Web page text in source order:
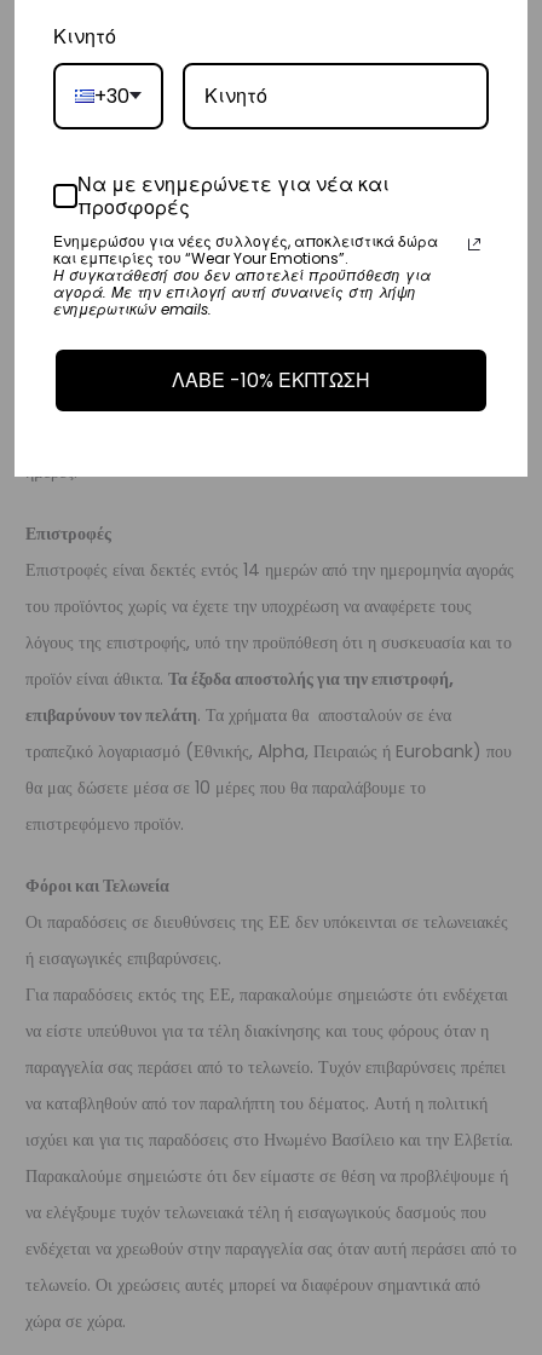
Ευρώπη
– Τα έξοδα αποστολής για όλο την Ευρώπη είναι στα
– Η συνεργαζόμενη εταιρεία ταχυμεταφορών,
, θα αναλάβει την
– Οι χρόνοι παράδοσης κυμαίνονται συνήθως από 3-8 εργάσιμες
Διεθνή
– Η συνεργαζόμενη εταιρεία ταχυμεταφορών,
, θα αναλάβει την
παράδοσή σας.
ημέρες.
Επιστροφές
Επιστροφές είναι δεκτές εντός 14 ημερών από την ημερομηνία αγοράς
του προϊόντος χωρίς να έχετε την υποχρέωση να αναφέρετε τους
λόγους της επιστροφής, υπό την προϋπόθεση ότι η συσκευασία και το
προϊόν είναι άθικτα. Τα έξοδα αποστολής για την επιστροφή,
επιβαρύνουν τον πελάτη. Τα χρήματα θα αποσταλούν σε ένα
τραπεζικό λογαριασμό (Εθνικής, Alpha, Πειραιώς ή Eurobank) που
θα μας δώσετε μέσα σε 10 μέρες που θα παραλάβουμε το
επιστρεφόμενο προϊόν.
Φόροι και Τελωνεία
Οι παραδόσεις σε διευθύνσεις της ΕΕ δεν υπόκεινται σε τελωνειακές
ή εισαγωγικές επιβαρύνσεις.
Για παραδόσεις εκτός της ΕΕ, παρακαλούμε σημειώστε ότι ενδέχεται
να είστε υπεύθυνοι για τα τέλη διακίνησης και τους φόρους όταν η
παραγγελία σας περάσει από το τελωνείο. Τυχόν επιβαρύνσεις πρέπει
να καταβληθούν από τον παραλήπτη του δέματος. Αυτή η πολιτική
ισχύει και για τις παραδόσεις στο Ηνωμένο Βασίλειο και την Ελβετία.
Παρακαλούμε σημειώστε ότι δεν είμαστε σε θέση να προβλέψουμε ή
να ελέγξουμε τυχόν τελωνειακά τέλη ή εισαγωγικούς δασμούς που
ενδέχεται να χρεωθούν στην παραγγελία σας όταν αυτή περάσει από το
τελωνείο. Οι χρεώσεις αυτές μπορεί να διαφέρουν σημαντικά από
χώρα σε χώρα.
Κινητό
+30
Να με ενημερώνετε για νέα και
προσφορές
Ενημερώσου για νέες συλλογές, αποκλειστικά δώρα
και εμπειρίες του “Wear Your Emotions”.
Η συγκατάθεσή σου δεν αποτελεί προϋπόθεση για
αγορά. Με την επιλογή αυτή συναινείς στη λήψη
ενημερωτικών emails.
ΛΑΒΕ -10% ΕΚΠΤΩΣΗ